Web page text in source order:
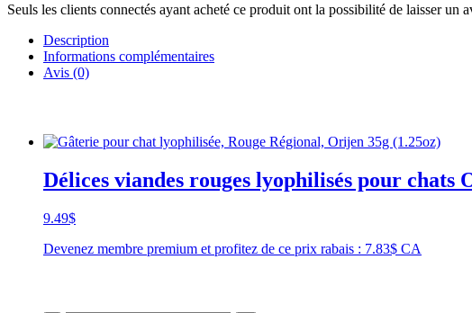
Seuls les clients connectés ayant acheté ce produit ont la possibilité de laisser un
Description
Informations complémentaires
Avis (0)
Délices viandes rouges lyophilisés pour chats
9.49$
Devenez membre premium et profitez de ce prix rabais : 7.83$ CA